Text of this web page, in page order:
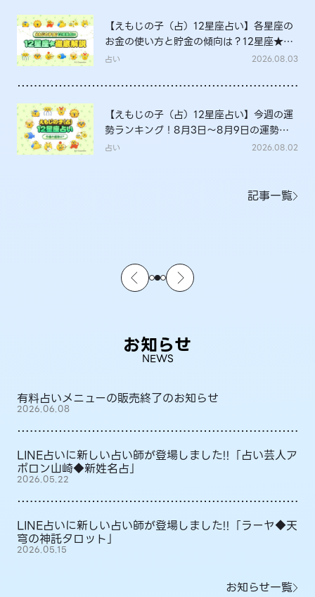
【えもじの子（占）12星座占い】各星座の
お金の使い方と貯金の傾向は？12星座★徹
底解説
占い 2026.08.03
【えもじの子（占）12星座占い】今週の運
勢ランキング！8月3日～8月9日の運勢
は？
占い 2026.08.02
記事一覧
お知らせ
NEWS
有料占いメニューの販売終了のお知らせ
2026.06.08
LINE占いに新しい占い師が登場しました!!「占い芸人ア
ポロン山崎◆新姓名占」
2026.05.22
LINE占いに新しい占い師が登場しました!!「ラーヤ◆天
穹の神託タロット」
2026.05.15
お知らせ一覧